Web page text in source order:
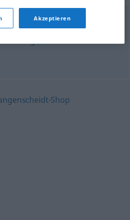
(über),Umfrage
Akzeptieren